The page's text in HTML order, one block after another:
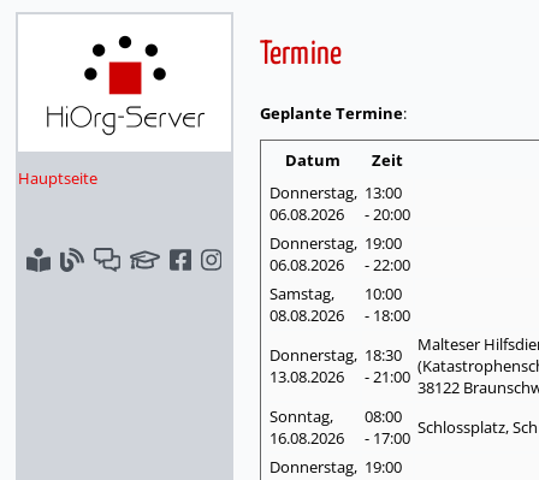
Hauptseite
Termine
Geplante Termine:
Datum
Zeit
Donnerstag,
06.08.2026
13:00
- 20:00
Donnerstag,
06.08.2026
19:00
- 22:00
Samstag,
08.08.2026
10:00
- 18:00
Donnerstag,
13.08.2026
18:30
- 21:00
Malteser
38122
Sonntag,
16.08.2026
08:00
- 17:00 Schlossplatz,
Donnerstag, 19:00